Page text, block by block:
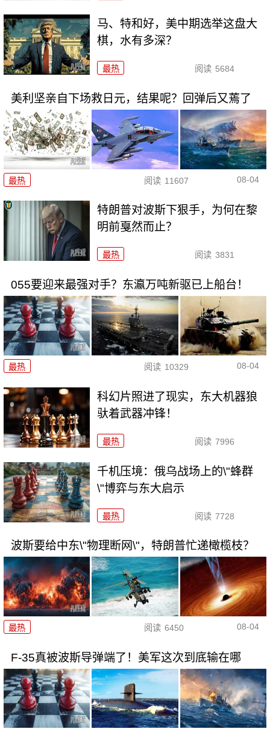
马、特和好，美中期选举这盘大
棋，水有多深？
最热 阅读 5684
美利坚亲自下场救日元，结果呢？回弹后又蔫了
最热 阅读 11607 08-04
特朗普对波斯下狠手，为何在黎
明前戛然而止？
最热 阅读 3831
055要迎来最强对手？东瀛万吨新驱已上船台！
最热 阅读 10329 08-04
科幻片照进了现实，东大机器狼
驮着武器冲锋！
最热 阅读 7996
千机压境：俄乌战场上的\"蜂群
\"博弈与东大启示
最热 阅读 7728
波斯要给中东\"物理断网\"，特朗普忙递橄榄枝？
最热 阅读 6450 08-04
F-35真被波斯导弹端了！美军这次到底输在哪